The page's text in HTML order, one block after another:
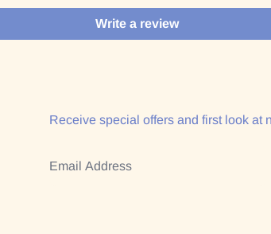
Write a review
Receive special offers and first look at